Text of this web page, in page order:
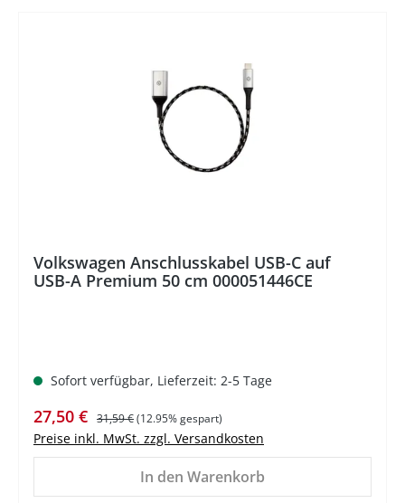
Volkswagen Anschlusskabel USB-C auf
USB-A Premium 50 cm 000051446CE
Sofort verfügbar, Lieferzeit: 2-5 Tage
Verkaufspreis:
27,50 € Regulärer Preis:
31,59 €(12.95% gespart)
Preise inkl. MwSt. zzgl. Versandkosten
In den Warenkorb